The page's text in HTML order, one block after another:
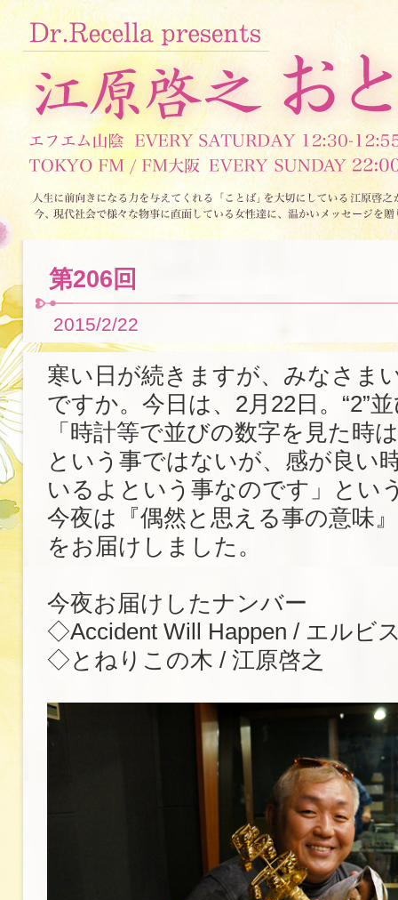
第206回
2015/2/22
寒い日が続きますが、みなさま
ですか。今日は、2月22日。“2”
「時計等で並びの数字を見た時
という事ではないが、感が良い
いるよという事なのです」とい
今夜は『偶然と思える事の意味
をお届けしました。
今夜お届けしたナンバー
◇Accident Will Happen / エルビ
◇とねりこの木 / 江原啓之